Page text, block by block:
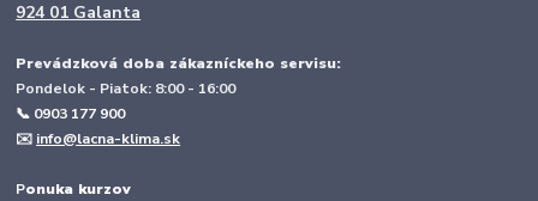
924 01 Galanta
Prevádzková doba zákazníckeho servisu:
Pondelok - Piatok: 8:00 - 16:00
📞 0903 177 900
✉️ info@lacna-klima.sk
Ponuka kurzov